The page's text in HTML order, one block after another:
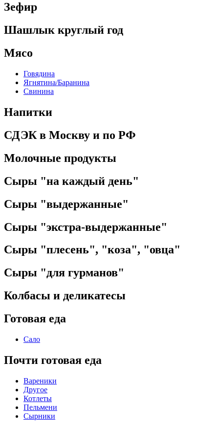
Зефир
Шашлык круглый год
Мясо
Говядина
Ягнятина/Баранина
Свинина
Напитки
СДЭК в Москву и по РФ
Молочные продукты
Сыры "на каждый день"
Сыры "выдержанные"
Сыры "экстра-выдержанные"
Сыры "плесень", "коза", "овца"
Сыры "для гурманов"
Колбасы и деликатесы
Готовая еда
Сало
Почти готовая еда
Вареники
Другое
Котлеты
Пельмени
Сырники